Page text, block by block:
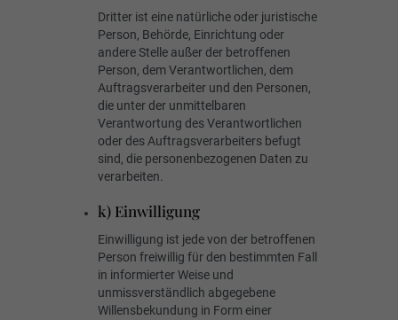
Dritter ist eine natürliche oder juristische
Person, Behörde, Einrichtung oder
andere Stelle außer der betroffenen
Person, dem Verantwortlichen, dem
Auftragsverarbeiter und den Personen,
die unter der unmittelbaren
Verantwortung des Verantwortlichen
oder des Auftragsverarbeiters befugt
sind, die personenbezogenen Daten zu
verarbeiten.
k) Einwilligung
Einwilligung ist jede von der betroffenen
Person freiwillig für den bestimmten Fall
in informierter Weise und
unmissverständlich abgegebene
Willensbekundung in Form einer